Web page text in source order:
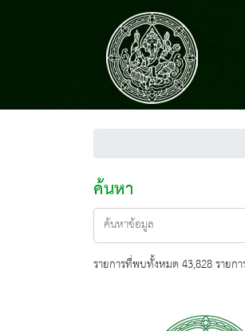
ค้นหา
รายการที่พบทั้งหมด 43,828 รายก